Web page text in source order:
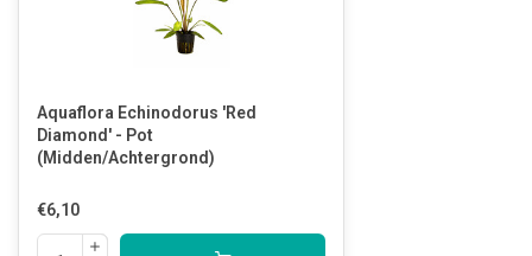
Aquaflora Echinodorus 'Red
Diamond' - Pot
(Midden/Achtergrond)
€6,10